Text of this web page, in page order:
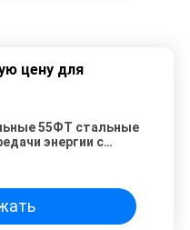
цену для
55ФТ стальные
энергии с